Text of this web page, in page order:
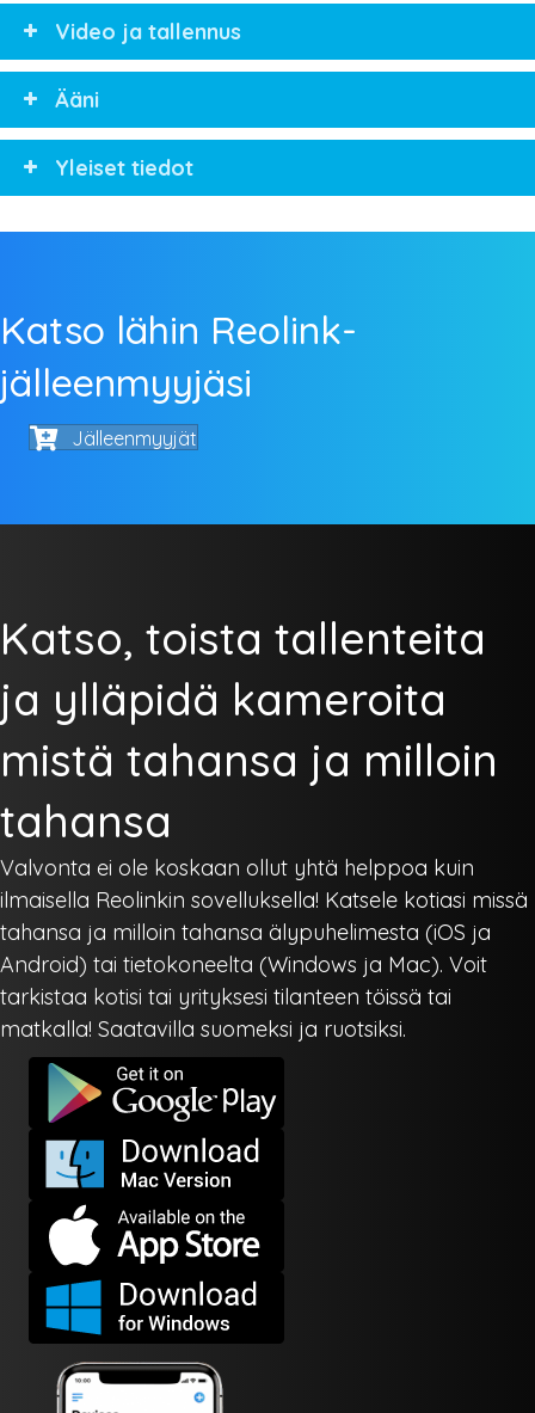
Video ja tallennus
Ääni
Yleiset tiedot
Katso lähin Reolink-
jälleenmyyjäsi
Jälleenmyyjät
Katso, toista tallenteita
ja ylläpidä kameroita
mistä tahansa ja milloin
tahansa
Valvonta ei ole koskaan ollut yhtä helppoa kuin
ilmaisella Reolinkin sovelluksella! Katsele kotiasi missä
tahansa ja milloin tahansa älypuhelimesta (iOS ja
Android) tai tietokoneelta (Windows ja Mac). Voit
tarkistaa kotisi tai yrityksesi tilanteen töissä tai
matkalla! Saatavilla suomeksi ja ruotsiksi.